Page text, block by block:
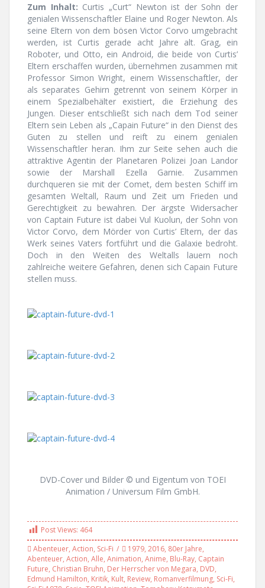
Zum Inhalt: Curtis „Curt“ Newton ist der Sohn der
genialen Wissenschaftler Elaine und Roger Newton. Als
seine Eltern von dem bösen Victor Corvo umgebracht
werden, ist Curtis gerade acht Jahre alt. Grag, ein
Roboter, und Otto, ein Android, die beide von Curtis’
Eltern erschaffen wurden, übernehmen zusammen mit
Professor Simon Wright, einem Wissenschaftler, der
als separates Gehirn getrennt von seinem Körper in
einem Spezialbehälter existiert, die Erziehung des
Jungen. Dieser entschließt sich nach dem Tod seiner
Eltern sein Leben als „Capain Future“ in den Dienst des
Guten zu stellen und reift zu einem genialen
Wissenschaftler heran. Ihm zur Seite sehen auch die
attraktive Agentin der Planetaren Polizei Joan Landor
sowie der Marshall Ezella Garnie. Zusammen
durchqueren sie mit der Comet, dem besten Schiff im
gesamten Weltall, Raum und Zeit um Frieden und
Gerechtigkeit zu bewahren. Der ärgste Widersacher
von Captain Future ist dabei Vul Kuolun, der Sohn von
Victor Corvo, dem Mörder von Curtis’ Eltern, der das
Werk seines Vaters fortführt und die Galaxie bedroht.
Doch in den Weiten des Weltalls lauern noch
zahlreiche weitere Gefahren, denen sich Capain Future
stellen muss.
DVD-Cover und Bilder © und Eigentum von TOEI
Animation / Universum Film GmbH.
Post Views: 464
Abenteuer, Action, Sci-Fi 1979, 2016, 80er Jahre,
Abenteuer, Action, Alle, Animation, Anime, Blu-Ray, Captain
Future, Christian Bruhn, Der Herrscher von Megara, DVD,
Edmund Hamilton, Kritik, Kult, Review, Romanverfilmung, Sci-Fi,